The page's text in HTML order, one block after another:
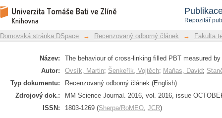
Repozitář
The behaviour of cross-linking filled
Repozitář DSpace/Manakin
Domovská stránka DSpace → Recenzovaný odborný článek → Fakulta
Název:
The behaviour of cross-linking filled PBT measured by
Autor:
Ovsík, Martin; Šenkeřík, Vojtěch; Maňas, David;
Typ dokumentu:
Recenzovaný odborný článek (English)
Zdrojový dok.:
MM Science Journal. 2016, vol. 2016, issue
ISSN:
1803-1269 (Sherpa/RoMEO, JCR)